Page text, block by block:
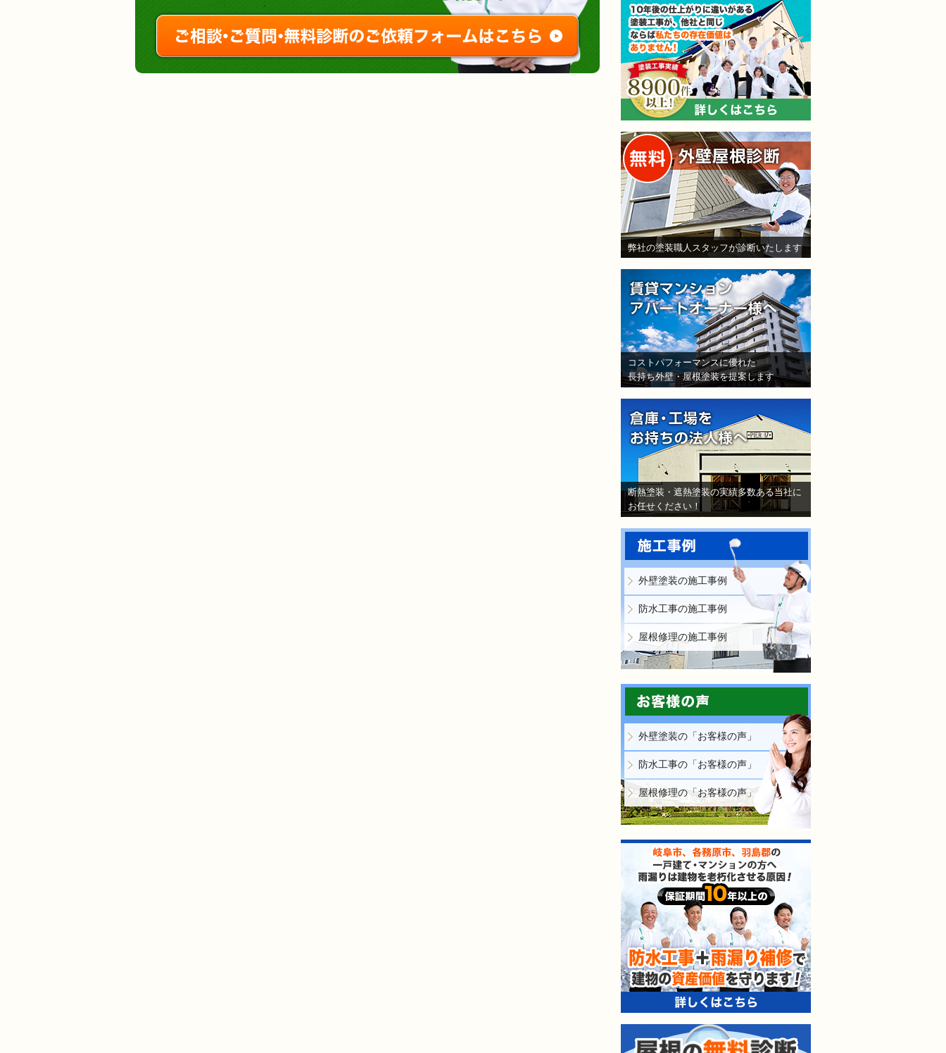
弊社の塗装職人スタッフが診断いたします
コストパフォーマンスに優れた
長持ち外壁・屋根塗装を提案します
断熱塗装・遮熱塗装の実績多数ある当社に
お任せください！
外壁塗装の施工事例
防水工事の施工事例
屋根修理の施工事例
外壁塗装の「お客様の声」
防水工事の「お客様の声」
屋根修理の「お客様の声」
ご相談・ご質問・無料診断のご依頼フォームはこちら